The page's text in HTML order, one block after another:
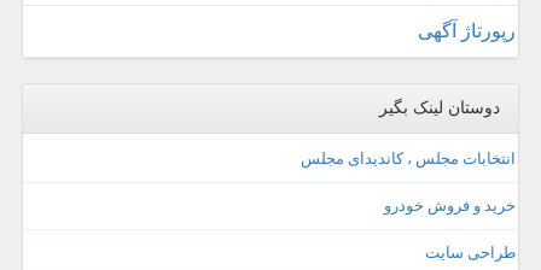
رپورتاژ آگهی
دوستان لینک بگیر
انتخابات مجلس ، کاندیدای مجلس
خرید و فروش خودرو
طراحی سایت